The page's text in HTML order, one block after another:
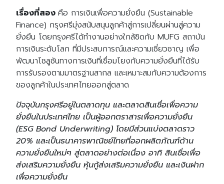
เรื่องที่สอง คือ การเงินเพื่อความยั่งยืน (Sustainable
Finance) กรุงศรีมุ่งสนับสนุนลูกค้าสู่การเปลี่ยนผ่านสู่ความ
ยั่งยืน โดยกรุงศรีได้ทำงานอย่างใกล้ชิดกับ MUFG สถาบัน
การเงินระดับโลก ที่มีประสบการณ์และความเชี่ยวชาญ เพื่อ
พัฒนาโซลูชันทางการเงินที่เชื่อมโยงกับความยั่งยืนที่ได้รับ
การรับรองตามมาตรฐานสากล และเหมาะสมกับความต้องการ
ของลูกค้าในประเทศไทยออกสู่ตลาด
ปัจจุบันกรุงศรีอยู่ในตลาดทุน และตลาดสินเชื่อเพื่อความ
ยั่งยืนในประเทศไทย เป็นผู้ออกตราสารเพื่อความยั่งยืน
(ESG Bond Underwriting) โดยมีส่วนแบ่งตลาดราว
20% และเป็นธนาคารพาณิชย์ไทยที่ออกผลิตภัณฑ์ด้าน
ความยั่งยืนใหม่ๆ สู่ตลาดอย่างต่อเนื่อง อาทิ สินเชื่อเพื่อ
ส่งเสริมความยั่งยืน หุ้นกู้ส่งเสริมความยั่งยืน และเงินฝาก
เพื่อความยั่งยืน